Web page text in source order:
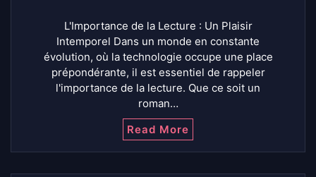
L'Importance de la Lecture : Un Plaisir
Intemporel Dans un monde en constante
évolution, où la technologie occupe une place
prépondérante, il est essentiel de rappeler
l'importance de la lecture. Que ce soit un
roman…
Read More